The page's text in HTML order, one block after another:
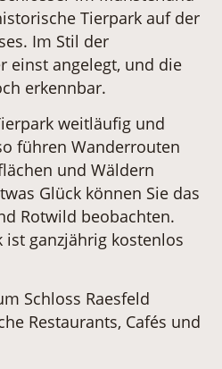
Tierpark auf der
Im Stil der
einst angelegt, und die
erkennbar.
weitläufig und
führen Wanderrouten
und Wäldern
Glück können Sie das
Rotwild beobachten.
ist ganzjährig kostenlos
Schloss Raesfeld
Restaurants, Cafés und